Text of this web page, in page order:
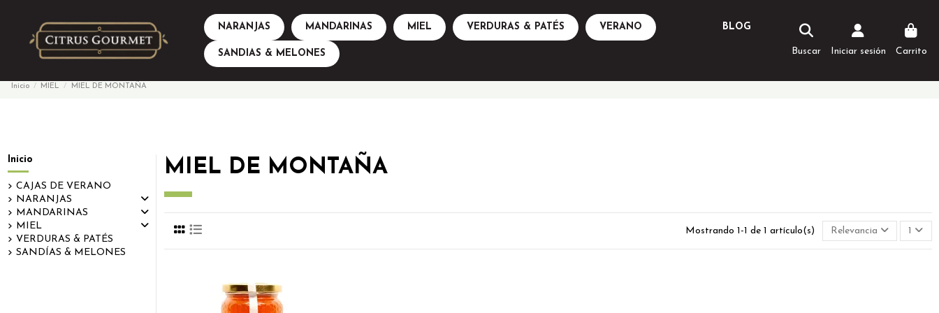
NARANJAS MANDARINAS MIEL BLOG
VERDURAS & PATÉS VERANO
SANDIAS & MELONES Buscar Iniciar sesión Carrito
Inicio MIEL MIEL DE MONTAÑA
MIEL DE MONTAÑA
Mostrando 1-1 de 1 artículo(s) Relevancia 1
Inicio
CAJAS DE VERANO
NARANJAS
MANDARINAS
MIEL
VERDURAS & PATÉS
SANDÍAS & MELONES